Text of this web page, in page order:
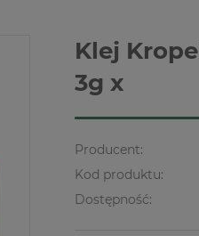
Klej
3g x
Producent:
Kod produktu:
Dostępność: